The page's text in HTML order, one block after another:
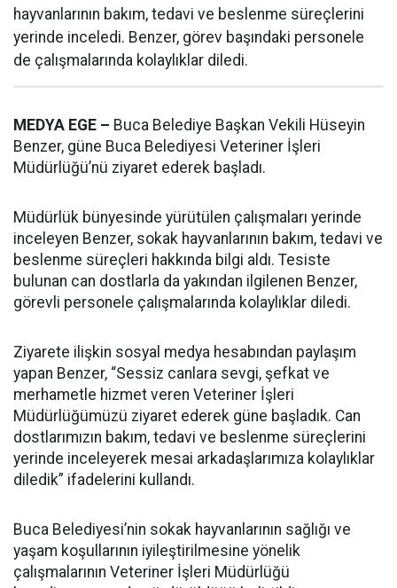
hayvanlarının bakım, tedavi ve beslenme süreçlerini
yerinde inceledi. Benzer, görev başındaki personele
de çalışmalarında kolaylıklar diledi.
MEDYA EGE – Buca Belediye Başkan Vekili Hüseyin
Benzer, güne Buca Belediyesi Veteriner İşleri
Müdürlüğü’nü ziyaret ederek başladı.
Müdürlük bünyesinde yürütülen çalışmaları yerinde
inceleyen Benzer, sokak hayvanlarının bakım, tedavi ve
beslenme süreçleri hakkında bilgi aldı. Tesiste
bulunan can dostlarla da yakından ilgilenen Benzer,
görevli personele çalışmalarında kolaylıklar diledi.
Ziyarete ilişkin sosyal medya hesabından paylaşım
yapan Benzer, “Sessiz canlara sevgi, şefkat ve
merhametle hizmet veren Veteriner İşleri
Müdürlüğümüzü ziyaret ederek güne başladık. Can
dostlarımızın bakım, tedavi ve beslenme süreçlerini
yerinde inceleyerek mesai arkadaşlarımıza kolaylıklar
diledik” ifadelerini kullandı.
Buca Belediyesi’nin sokak hayvanlarının sağlığı ve
yaşam koşullarının iyileştirilmesine yönelik
çalışmalarının Veteriner İşleri Müdürlüğü